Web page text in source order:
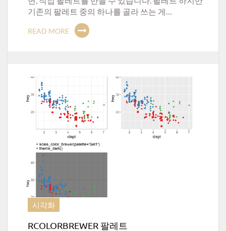
기존의 팔레트 중의 하나를 골라 쓰는 게…
READ MORE
시각화
RCOLORBREWER 팔레트